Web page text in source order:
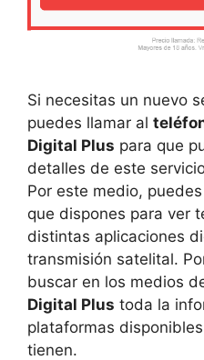
Si necesitas un nuevo
puedes llamar al
Digital Plus para que
detalles de este
Por este medio,
que dispones para ver
distintas aplicaciones
transmisión satelital.
buscar en los medios
Digital Plus toda la
plataformas
tienen.